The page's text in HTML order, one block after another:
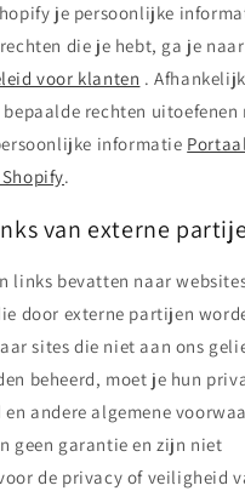
je persoonlijke
die je hebt, ga je
voor klanten .
rechten uitoefenen
informatie
.
van externe
links bevatten naar
door externe partijen
sites die niet aan ons
beheerd, moet je hun
andere algemene
geen garantie en zijn niet
de privacy of veiligheid